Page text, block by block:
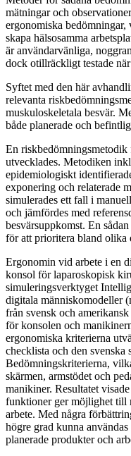
mätningar och
ergonomiska
skapa hälsosamma
är användarvänliga,
dock otillräckligt testade
Syftet med den här
relevanta
muskuloskeletala besvär.
både planerade och
En
utvecklades. Metodiken
epidemiologiskt
exponering och relaterade
simulerades ett fall i
och jämfördes med
besvärsuppkomst. En
för att prioritera bland olika
Ergonomin vid arbete i en
konsol för laparoskopisk
simuleringsverktyget
digitala människomodeller
från svensk och
för konsolen och
ergonomiska kriterierna
checklista och den svenska
Bedömningskriterierna,
skärmen, armstödet och
manikiner. Resultatet
funktioner ger möjlighet till
arbete. Med några
högre grad kunna
planerade produkter och